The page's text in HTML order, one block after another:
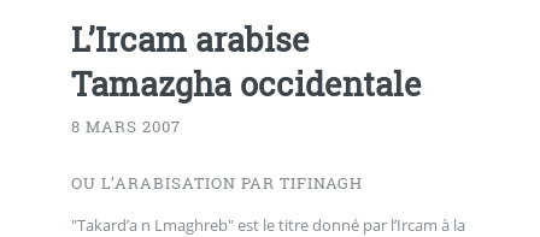
L’Ircam arabise
Tamazgha occidentale
8 MARS 2007
OU L’ARABISATION PAR TIFINAGH
"Takard’a n Lmaghreb" est le titre donné par l’Ircam à la